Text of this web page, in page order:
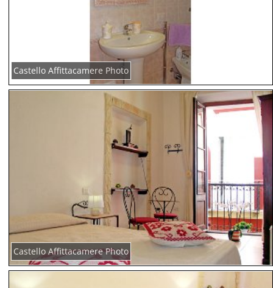
Castello Affittacamere Photo
Castello Affittacamere Photo